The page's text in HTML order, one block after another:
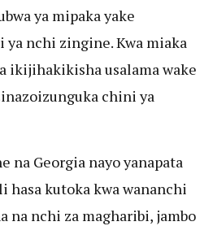
ya mipaka yake
ya nchi zingine. Kwa miaka
ikijihakikisha usalama wake
chini ya
na Georgia nayo yanapata
hasa kutoka kwa wananchi
na nchi za magharibi, jambo